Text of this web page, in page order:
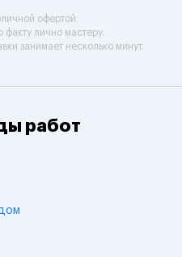
офертой.
лично мастеру.
занимает несколько минут.
работ